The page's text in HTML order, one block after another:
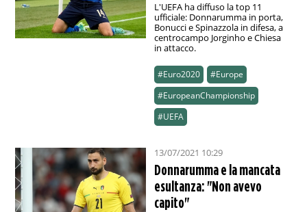
L'UEFA ha diffuso la top 11
ufficiale: Donnarumma in porta,
Bonucci e Spinazzola in difesa, a
centrocampo Jorginho e Chiesa
in attacco.
#Euro2020
#Europe
#EuropeanChampionship
#UEFA
13/07/2021 10:29
Donnarumma e la mancata
esultanza: "Non avevo
capito"